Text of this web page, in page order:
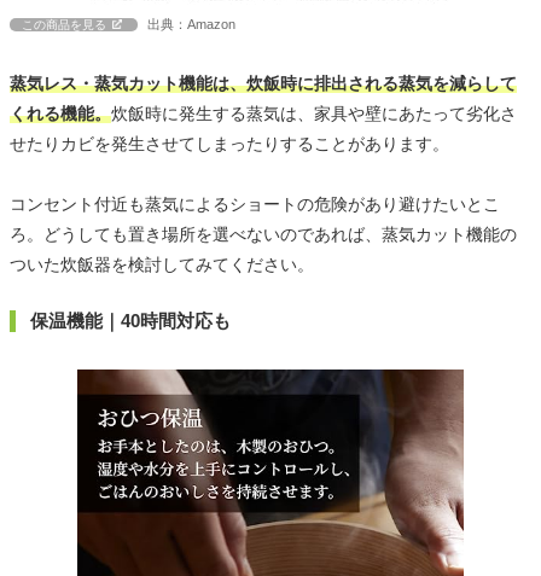
この商品を見る 出典：Amazon
蒸気レス・蒸気カット機能は、炊飯時に排出される蒸気を減らして
くれる機能。炊飯時に発生する蒸気は、家具や壁にあたって劣化さ
せたりカビを発生させてしまったりすることがあります。
コンセント付近も蒸気によるショートの危険があり避けたいとこ
ろ。どうしても置き場所を選べないのであれば、蒸気カット機能の
ついた炊飯器を検討してみてください。
保温機能｜40時間対応も